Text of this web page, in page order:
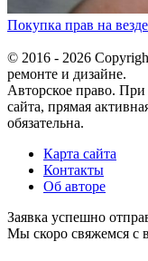
Покупка прав на
© 2016 - 2026
ремонте и дизайне.
Авторское право.
сайта, прямая
обязательна.
Карта сайта
Контакты
Об авторе
Заявка успешно
Мы скоро свяжемся с